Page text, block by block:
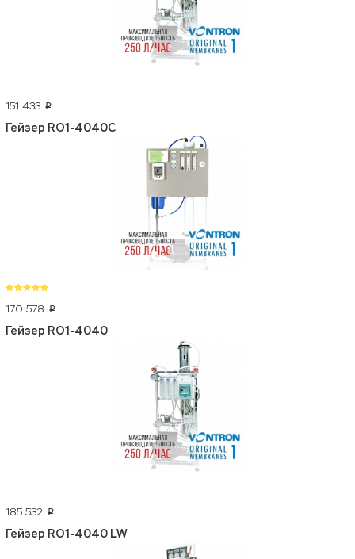
151 433 p
Гейзер RO1-4040C
170 578 p
Гейзер RO1-4040
185 532 p
Гейзер RO1-4040 LW